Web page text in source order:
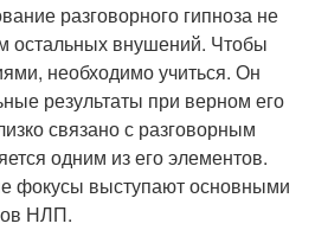
разговорного гипноза не
остальных внушений. Чтобы
необходимо учиться. Он
результаты при верном его
связано с разговорным
одним из его элементов.
фокусы выступают основными
НЛП.